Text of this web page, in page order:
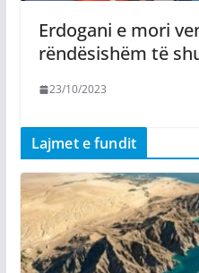
Erdogani e mori
rëndësishëm të
23/10/2023
Lajmet e fundit